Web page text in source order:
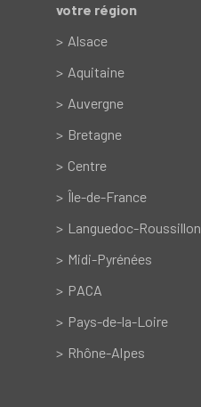
votre région
Alsace
Aquitaine
Auvergne
Bretagne
Centre
Île-de-France
Languedoc-Roussillon
Midi-Pyrénées
PACA
Pays-de-la-Loire
Rhône-Alpes